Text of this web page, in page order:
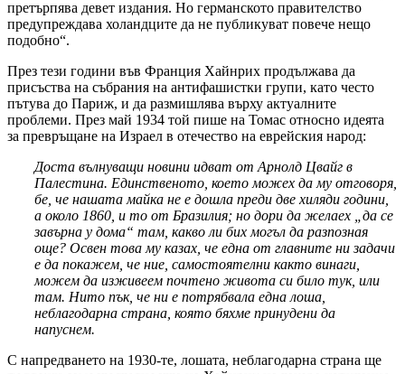
претърпява девет издания. Но германското правителство
предупреждава холандците да не публикуват повече нещо
подобно“.
През тези години във Франция Хайнрих продължава да
присъства на събрания на антифашистки групи, като често
пътува до Париж, и да размишлява върху актуалните
проблеми. През май 1934 той пише на Томас относно идеята
за превръщане на Израел в отечество на еврейския народ:
Доста вълнуващи новини идват от Арнолд Цвайг в
Палестина. Единственото, което можех да му отговоря,
бе, че нашата майка не е дошла преди две хиляди години,
а около 1860, и то от Бразилия; но дори да желаех „да се
завърна у дома“ там, какво ли бих могъл да разпозная
още? Освен това му казах, че една от главните ни задачи
е да покажем, че ние, самостоятелни както винаги,
можем да изживеем почтено живота си било тук, или
там. Нито пък, че ни е потрябвала една лоша,
неблагодарна страна, която бяхме принудени да
напуснем.
С напредването на 1930-те, лошата, неблагодарна страна ще